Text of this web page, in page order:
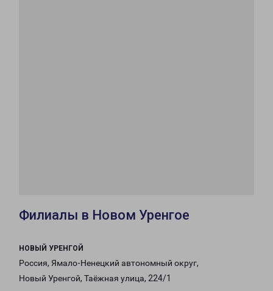
Филиалы в Новом Уренгое
НОВЫЙ УРЕНГОЙ
Россия, Ямало-Ненецкий автономный округ,
Новый Уренгой, Таёжная улица, 224/1